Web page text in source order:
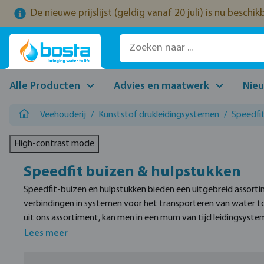
de hoofdinhoud
Ga naar de zoekopdracht
Ga naar de hoofdnavigatie
De nieuwe prijslijst (geldig vanaf 20 juli) is nu
Alle Producten Advies en maatwerk
Veehouderij / Kunststof drukleidingsystemen /
High-contrast mode
Speedfit buizen & hulpstukken
Speedfit-buizen en hulpstukken bieden een uitgebreid
verbindingen in systemen voor het transporteren van water
uit ons assortiment, kan men in een mum van tijd
Speed fit fittingen zijn verkrijgbaar in diverse maten en zijn
Lees meer